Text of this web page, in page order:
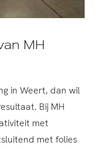
MH
in Weert, dan wil
Bij MH
met
met folies